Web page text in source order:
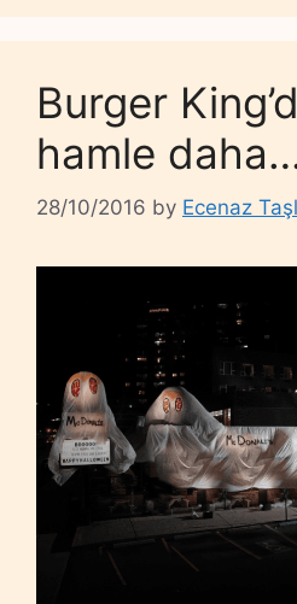
Burger
hamle
28/10/2016 by Ecenaz